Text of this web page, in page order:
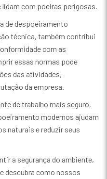
com poeiras perigosas.
de despoeiramento
técnica, também contribui
com as
essas normas pode
das atividades,
da empresa.
de trabalho mais seguro,
modernos ajudam
naturais e reduzir seus
a segurança do ambiente,
descubra como nossos